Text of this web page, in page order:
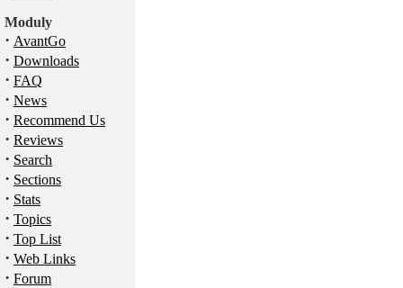
Moduly
· AvantGo
· Downloads
· FAQ
· News
· Recommend Us
· Reviews
· Search
· Sections
· Stats
· Topics
· Top List
· Web Links
· Forum